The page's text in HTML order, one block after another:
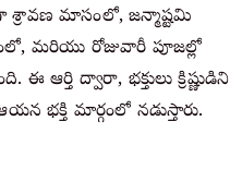
శ్రావణ మాసంలో, జన్మాష్టమి
మరియు రోజువారీ పూజల్లో
ఈ ఆర్తి ద్వారా, భక్తులు క్రిష్ణుడిని
ఆయన భక్తి మార్గంలో నడుస్తారు.